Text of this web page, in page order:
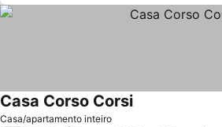
Casa/apartamento inteiro
Casa Corso Corsi